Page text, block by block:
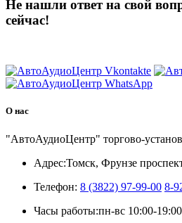
Не нашли ответ на свой
сейчас!
О нас
"АвтоАудиоЦентр" торгово-
Адрес:Томск, Фрунзе
Телефон: 8 (3822) 97-99-00 8-
Часы работы:пн-вс 10:00-19:00